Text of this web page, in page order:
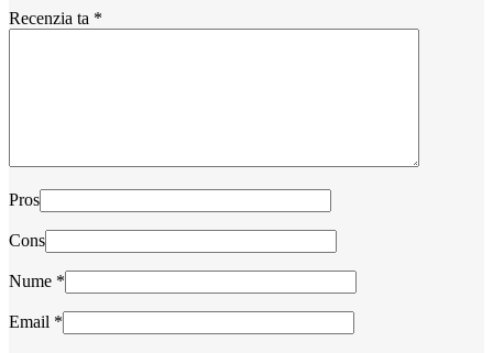
Recenzia ta *
Pros
Cons
Nume *
Email *